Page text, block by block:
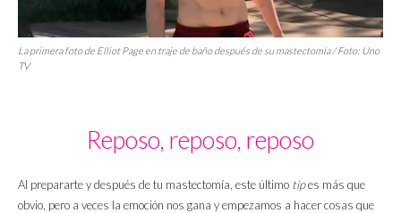
La primera foto de Elliot Page en traje de baño después de su mastectomía / Foto: Uno
TV
Reposo, reposo, reposo
Al prepararte y después de tu mastectomía, este último tipes más que
obvio, pero a veces la emoción nos gana y empezamos a hacer cosas que